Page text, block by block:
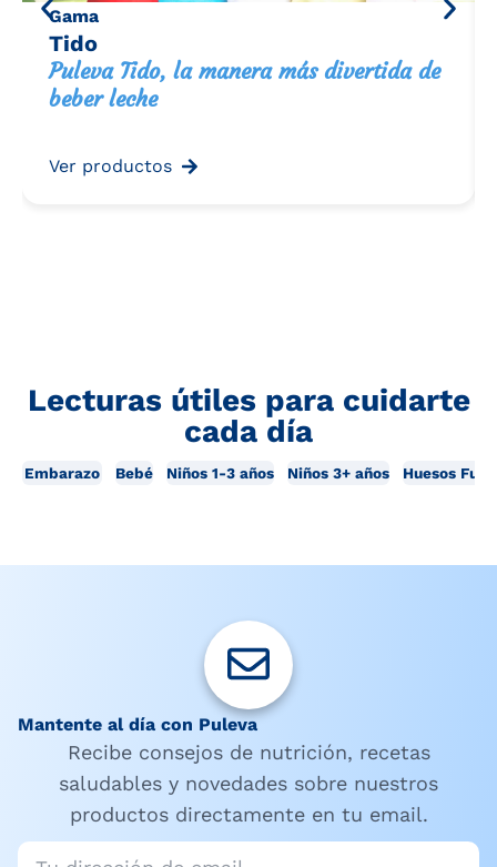
Gama
Tido
Puleva Tido, la manera más divertida de
beber leche
Ver productos
Lecturas útiles para cuidarte
cada día
Embarazo Bebé Niños 1-3 años Niños 3+ años Huesos
Mantente al día con Puleva
Recibe consejos de nutrición, recetas
saludables y novedades sobre nuestros
productos directamente en tu email.